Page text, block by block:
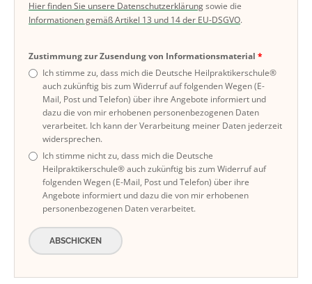
Hier finden Sie unsere Datenschutzerklärungsowie die
Informationen gemäß Artikel 13 und 14 der EU-DSGVO.
Zustimmung zur Zusendung von Informationsmaterial
Ich stimme zu, dass mich die Deutsche Heilpraktikerschule®
auch zukünftig bis zum Widerruf auf folgenden Wegen (E-
Mail, Post und Telefon) über ihre Angebote informiert und
dazu die von mir erhobenen personenbezogenen Daten
verarbeitet. Ich kann der Verarbeitung meiner Daten jederzeit
widersprechen.
Ich stimme nicht zu, dass mich die Deutsche
Heilpraktikerschule® auch zukünftig bis zum Widerruf auf
folgenden Wegen (E-Mail, Post und Telefon) über ihre
Angebote informiert und dazu die von mir erhobenen
personenbezogenen Daten verarbeitet.
ABSCHICKEN